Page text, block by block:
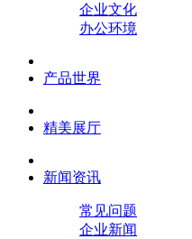
企业文化
办公环境
产品世界
精美展厅
新闻资讯
常见问题
企业新闻